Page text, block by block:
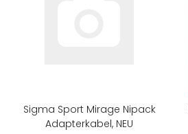
Sigma Sport Mirage Nipack
Adapterkabel, NEU